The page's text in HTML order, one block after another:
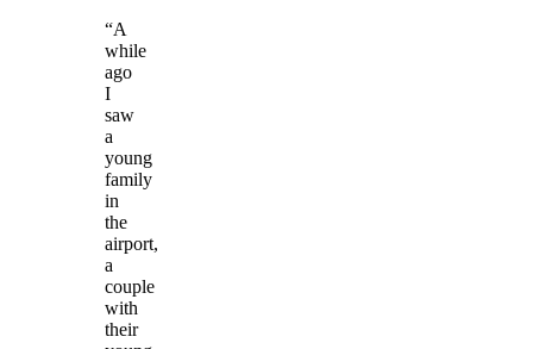
“A
while
ago
I
saw
a
young
family
in
the
airport,
a
couple
with
their